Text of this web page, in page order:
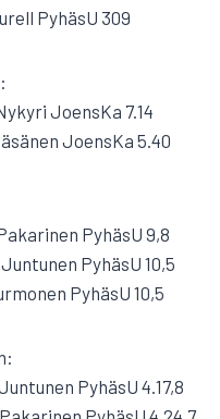
PyhäsU 309
JoensKa 7.14
JoensKa 5.40
PyhäsU 9,8
PyhäsU 10,5
PyhäsU 10,5
PyhäsU 4.17,8